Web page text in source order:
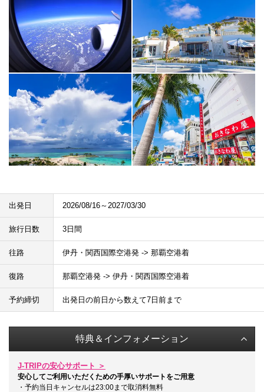
出発日 2026/08/16～2027/03/30
旅行日数 3日間
往路 伊丹・関西国際空港発 -> 那覇空港着
復路 那覇空港発 -> 伊丹・関西国際空港着
予約締切 出発日の前日から数えて7日前まで
特典＆インフォメーション
J-TRIPの安心サポート ＞
安心してご利用いただくための手厚いサポートをご用意
・予約当日キャンセルは23:00まで取消料無料